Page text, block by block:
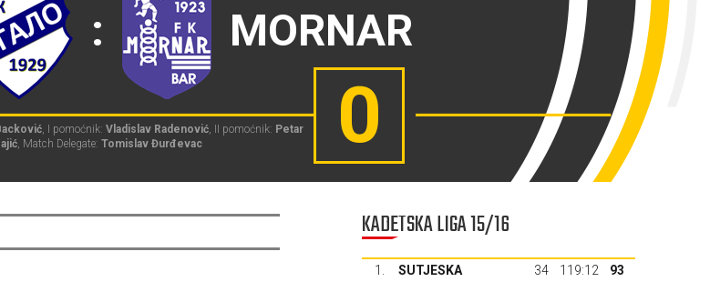
: MORNAR
0
, I pomoćnik: Vladislav Radenović, II pomoćnik: Petar
, Match Delegate: Tomislav Đurđevac
KADETSKA LIGA 15/16
1. SUTJESKA 34 119:12
93